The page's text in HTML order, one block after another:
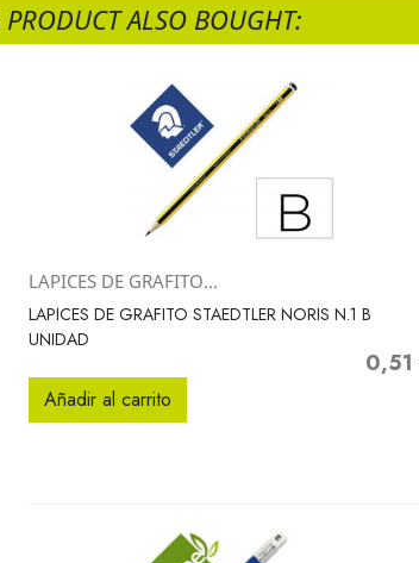
PRODUCT ALSO BOUGHT:
Vista rápida
LAPICES DE GRAFITO...
LAPICES DE GRAFITO STAEDTLER NORIS N.1 B
UNIDAD
Precio
0,51
Añadir al carrito